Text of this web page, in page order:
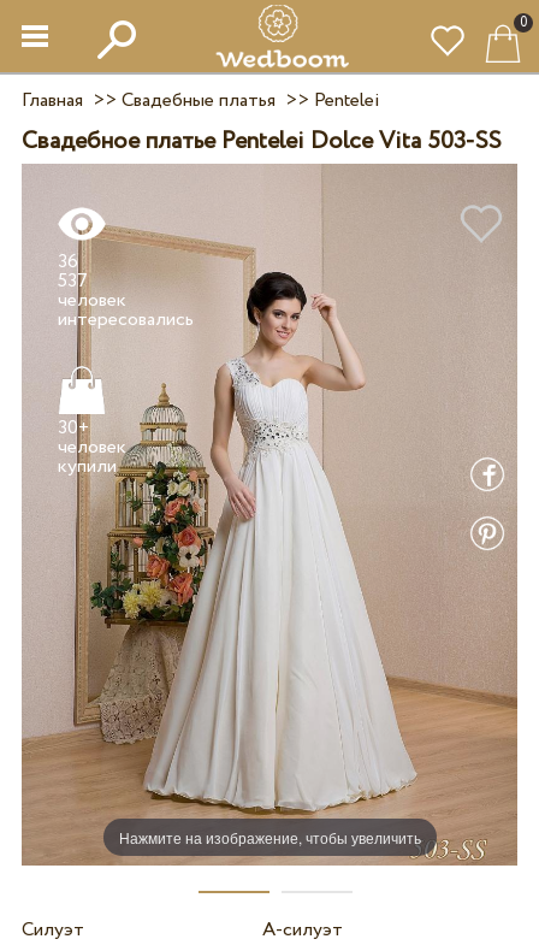
0
Главная >> Свадебные платья >> Pentelei
Свадебное платье Pentelei Dolce Vita 503-SS
Нажмите на изображение, чтобы увеличить
36
537
человек
30+
человек
купили
Силуэт
А-силуэт